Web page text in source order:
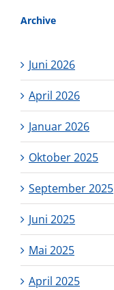
Archive
Juni 2026
April 2026
Januar 2026
Oktober 2025
September 2025
Juni 2025
Mai 2025
April 2025